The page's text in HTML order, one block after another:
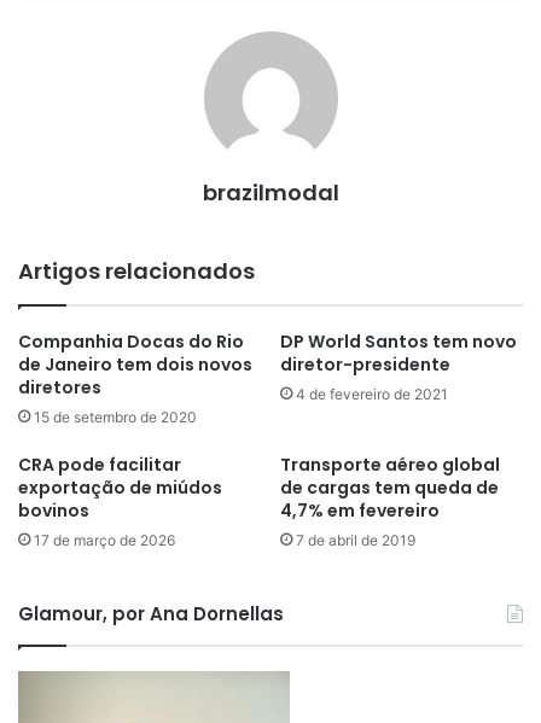
brazilmodal
Artigos relacionados
Companhia Docas do Rio
de Janeiro tem dois novos
diretores
15 de setembro de 2020
DP World Santos tem novo
diretor-presidente
4 de fevereiro de 2021
CRA pode facilitar
exportação de miúdos
bovinos
17 de março de 2026
Transporte aéreo global
de cargas tem queda de
4,7% em fevereiro
7 de abril de 2019
Glamour, por Ana Dornellas